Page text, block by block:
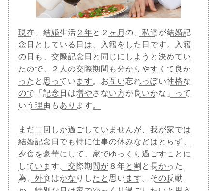
現在、結婚生活２年と２ヶ月の、私達が結婚記
念日としている日は、入籍をした日です。入籍
の日も、交際記念日と同じにしようと決めてい
たので、２人の交際期間も分かりやすくて良か
ったと思っています。お互い忘れっぽい性格な
ので「記念日は増やさない方が良いかな」って
いう理由もあります。
まだ二回しか過ごしていませんが、我が家では
結婚記念日でも特に仕事の休みなどはとらず、
夕食を豪華にして、家でゆっくり過ごすことに
しています。交際期間が８年と割と長かった
為、外食はかなりしたと思います。その反動